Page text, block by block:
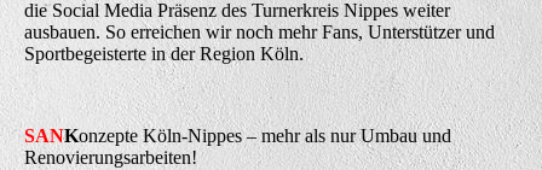
die Social Media Präsenz des Turnerkreis Nippes weiter
ausbauen. So erreichen wir noch mehr Fans, Unterstützer und
Sportbegeisterte in der Region Köln.
SANKonzepte Köln-Nippes – mehr als nur Umbau und
Renovierungsarbeiten!